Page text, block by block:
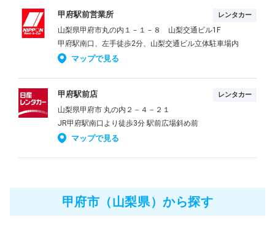
甲府駅前営業所 レンタカー
山梨県甲府市丸の内１－１－８ 山梨交通ビル1F
甲府駅南口、左手徒歩2分、山梨交通ビル立体駐車場内
マップで見る
甲府駅前店 レンタカー
山梨県甲府市 丸の内２－４－２１
JR甲府駅南口より徒歩3分 駅前広場斜め前
マップで見る
甲府市（山梨県）から探す